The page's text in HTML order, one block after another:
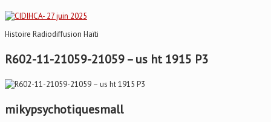
Histoire Radiodiffusion Haïti
R602-11-21059-21059 – us ht 1915 P3
mikypsychotiquesmall